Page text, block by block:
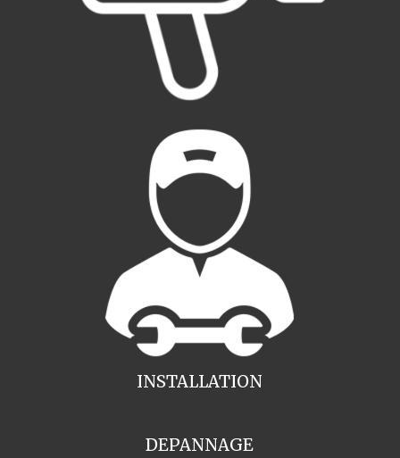
INSTALLATION
DEPANNAGE